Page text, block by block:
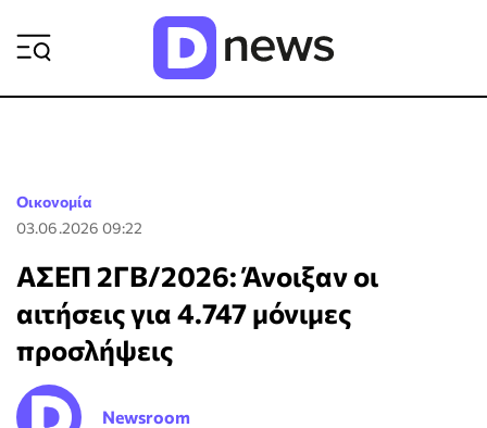
Οικονομία
03.06.2026 09:22
ΑΣΕΠ 2ΓΒ/2026: Άνοιξαν οι
αιτήσεις για 4.747 μόνιμες
προσλήψεις
Newsroom